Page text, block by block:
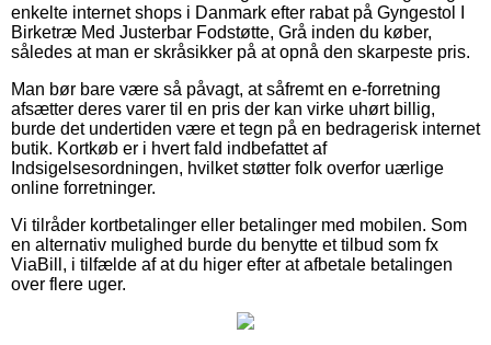
enkelte internet shops i Danmark efter rabat på Gyngestol I
Birketræ Med Justerbar Fodstøtte, Grå inden du køber,
således at man er skråsikker på at opnå den skarpeste pris.
Man bør bare være så påvagt, at såfremt en e-forretning
afsætter deres varer til en pris der kan virke uhørt billig,
burde det undertiden være et tegn på en bedragerisk internet
butik. Kortkøb er i hvert fald indbefattet af
Indsigelsesordningen, hvilket støtter folk overfor uærlige
online forretninger.
Vi tilråder kortbetalinger eller betalinger med mobilen. Som
en alternativ mulighed burde du benytte et tilbud som fx
ViaBill, i tilfælde af at du higer efter at afbetale betalingen
over flere uger.